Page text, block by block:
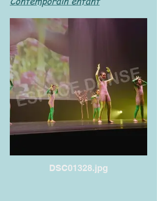
DSC01328.jpg